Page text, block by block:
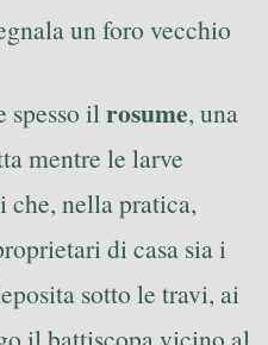
un foro vecchio
spesso ilrosume, una
mentre le larve
che, nella pratica,
di casa sia i
sotto le travi, ai